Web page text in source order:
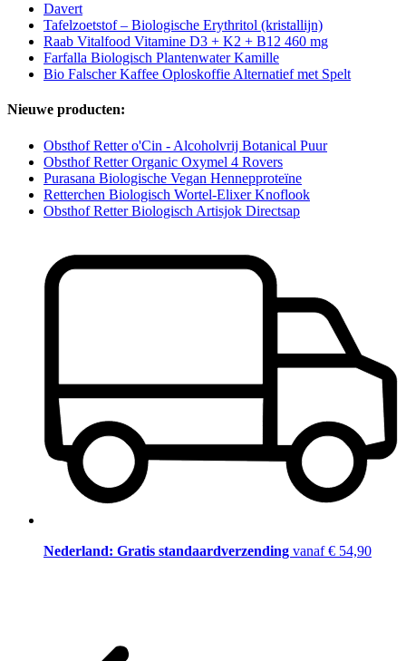
Davert
Tafelzoetstof – Biologische Erythritol (kristallijn)
Raab Vitalfood Vitamine D3 + K2 + B12 460 mg
Farfalla Biologisch Plantenwater Kamille
Bio Falscher Kaffee Oploskoffie Alternatief met Spelt
Nieuwe producten:
Obsthof Retter o'Cin - Alcoholvrij Botanical Puur
Obsthof Retter Organic Oxymel 4 Rovers
Purasana Biologische Vegan Hennepproteïne
Retterchen Biologisch Wortel-Elixer Knoflook
Obsthof Retter Biologisch Artisjok Directsap
Nederland: Gratis standaardverzending vanaf € 54,90